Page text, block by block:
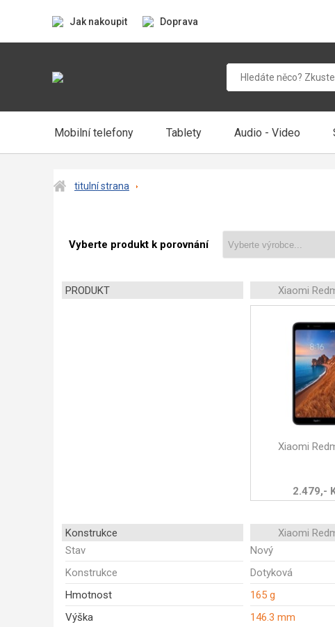
Jak nakoupit Doprava
Mobilní telefony Tablety Audio - Video
titulní strana
Vyberte produkt k porovnání
PRODUKT Xiaomi
Xiaomi
2.479,-
Konstrukce Xiaomi
Stav
Nový
Konstrukce
Dotyková
Hmotnost
165 g
Výška
146.3 mm